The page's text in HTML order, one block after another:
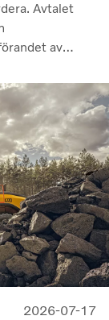
Avtalet
av
avser parterna
utvecklare
2026-07-17